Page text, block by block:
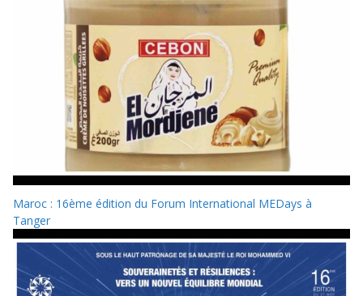
Maroc : 16ème édition du Forum International MEDays à
Tanger